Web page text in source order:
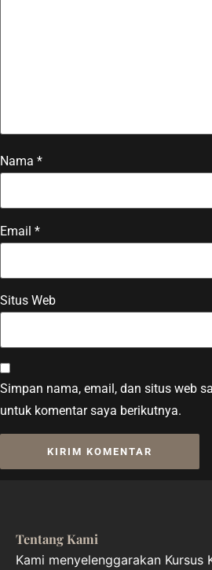
Nama *
Email *
Situs Web
Simpan nama, email, dan situs web
untuk komentar saya berikutnya.
Tentang Kami
Kami menyelenggarakan Kursus